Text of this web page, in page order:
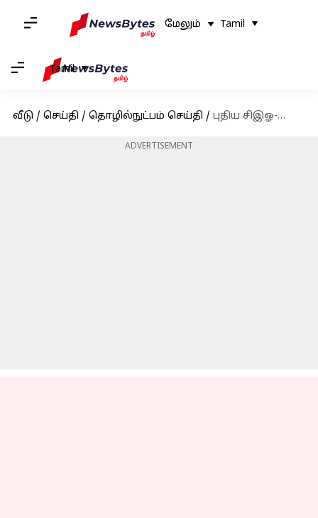
மேலும் Tamil
Tamil
வீடு / செய்தி / தொழில்நுட்பம் செய்தி / புதிய சிஇஓ-வை நியமித்த ஓபன்ஏஐ; மைக்ரோசாஃப்டில் இணைந்த சாம் ஆல்ட்மேன்!
ADVERTISEMENT